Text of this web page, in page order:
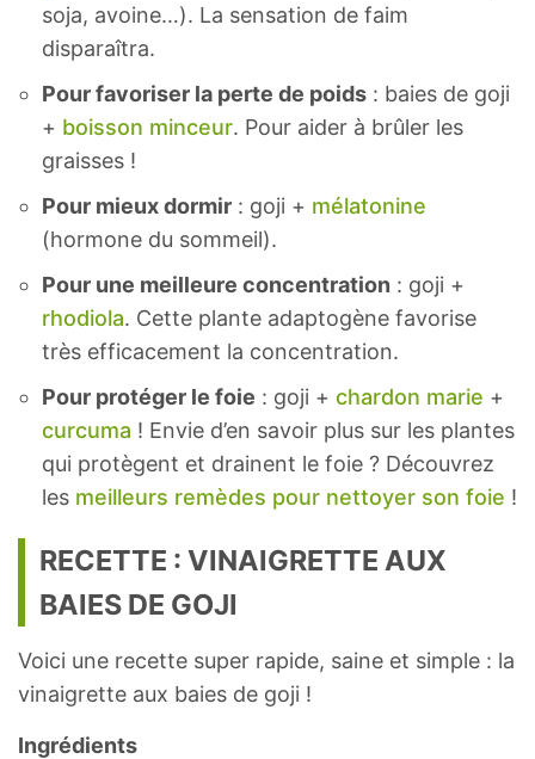
soja, avoine…). La sensation de faim
disparaîtra.
Pour favoriser la perte de poids : baies de goji
+ boisson minceur. Pour aider à brûler les
graisses !
Pour mieux dormir : goji + mélatonine
(hormone du sommeil).
Pour une meilleure concentration : goji +
rhodiola. Cette plante adaptogène favorise
très efficacement la concentration.
Pour protéger le foie : goji + chardon marie +
curcuma ! Envie d’en savoir plus sur les plantes
qui protègent et drainent le foie ? Découvrez
les meilleurs remèdes pour nettoyer son foie !
RECETTE : VINAIGRETTE AUX
BAIES DE GOJI
Voici une recette super rapide, saine et simple : la
vinaigrette aux baies de goji !
Ingrédients